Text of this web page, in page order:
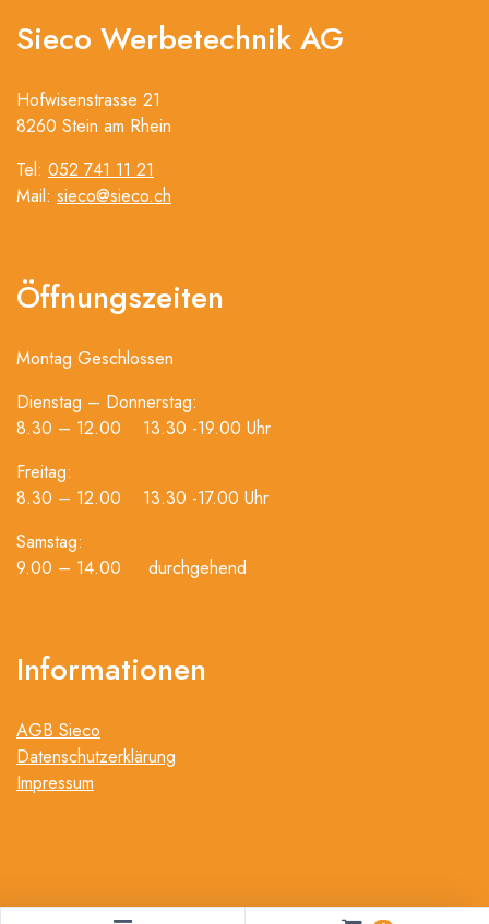
Sieco Werbetechnik AG
Hofwisenstrasse 21
8260 Stein am Rhein
Tel: 052 741 11 21
Mail: sieco@sieco.ch
Öffnungszeiten
Montag Geschlossen
Dienstag – Donnerstag:
8.30 – 12.00 13.30 -19.00 Uhr
Freitag:
8.30 – 12.00 13.30 -17.00 Uhr
Samstag:
9.00 – 14.00 durchgehend
Informationen
AGB Sieco
Datenschutzerklärung
Impressum